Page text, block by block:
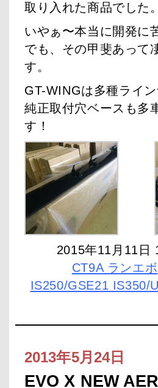
取り入れた商品でした。
いやぁ〜本当に開発に
でも、その甲斐あって
す。
GT-WINGは多種ライ
純正取付穴ベースも多
す！
2015年11月11日
CT9A ランエボ
IS250/GSE21 IS350/
2013年5月24日
EVO X NEW